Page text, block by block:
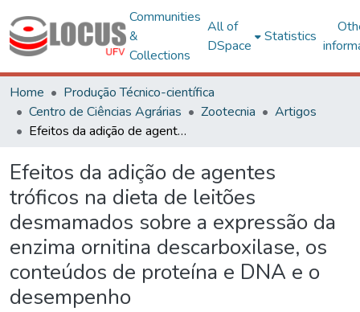
Communities
&
Collections
All of
DSpace
Statistics
Home
Produção Técnico-científica
Centro de Ciências Agrárias
Zootecnia
Artigos
Efeitos da adição de agentes tróficos na dieta de leitões desmamados sobre a expressão da enzima ornitina descarboxilase, os conteúdos de proteína e DNA e o desempenho
Efeitos da adição de agentes
tróficos na dieta de leitões
desmamados sobre a expressão da
enzima ornitina descarboxilase, os
conteúdos de proteína e DNA e o
desempenho